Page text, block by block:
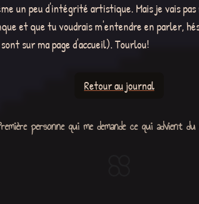
un peu d'intégrité artistique. Mais je vais
et que tu voudrais m'entendre en parler,
sur ma page d'accueil). Tourlou!
Retour au journal
personne qui me demande ce qui advient